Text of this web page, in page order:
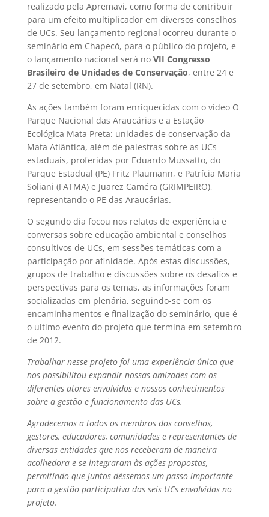
realizado pela Apremavi, como forma de contribuir
para um efeito multiplicador em diversos conselhos
de UCs. Seu lançamento regional ocorreu durante o
seminário em Chapecó, para o público do projeto, e
o lançamento nacional será no VII Congresso
Brasileiro de Unidades de Conservação, entre 24 e
27 de setembro, em Natal (RN).
As ações também foram enriquecidas com o vídeo O
Parque Nacional das Araucárias e a Estação
Ecológica Mata Preta: unidades de conservação da
Mata Atlântica, além de palestras sobre as UCs
estaduais, proferidas por Eduardo Mussatto, do
Parque Estadual (PE) Fritz Plaumann, e Patrícia Maria
Soliani (FATMA) e Juarez Caméra (GRIMPEIRO),
representando o PE das Araucárias.
O segundo dia focou nos relatos de experiência e
conversas sobre educação ambiental e conselhos
consultivos de UCs, em sessões temáticas com a
participação por afinidade. Após estas discussões,
grupos de trabalho e discussões sobre os desafios e
perspectivas para os temas, as informações foram
socializadas em plenária, seguindo-se com os
encaminhamentos e finalização do seminário, que é
o ultimo evento do projeto que termina em setembro
de 2012.
Trabalhar nesse projeto foi uma experiência única que
nos possibilitou expandir nossas amizades com os
diferentes atores envolvidos e nossos conhecimentos
sobre a gestão e funcionamento das UCs.
Agradecemos a todos os membros dos conselhos,
gestores, educadores, comunidades e representantes de
diversas entidades que nos receberam de maneira
acolhedora e se integraram às ações propostas,
permitindo que juntos déssemos um passo importante
para a gestão participativa das seis UCs envolvidas no
projeto.